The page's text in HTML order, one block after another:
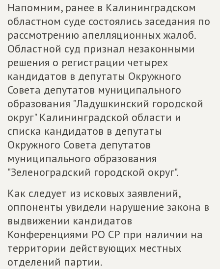
Напомним, ранее в Калининградском
областном суде состоялись заседания по
рассмотрению апелляционных жалоб.
Областной суд признал незаконными
решения о регистрации четырех
кандидатов в депутаты Окружного
Совета депутатов муниципального
образования "Ладушкинский городской
округ" Калининградской области и
списка кандидатов в депутаты
Окружного Совета депутатов
муниципального образования
"Зеленоградский городской округ".
Как следует из исковых заявлений,
оппоненты увидели нарушение закона в
выдвижении кандидатов
Конференциями РО СР при наличии на
территории действующих местных
отделений партии.